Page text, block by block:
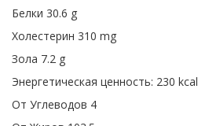
Белки 30.6 g
Холестерин 310 mg
Зола 7.2 g
Энергетическая ценность: 230 kcal
От Углеводов 4